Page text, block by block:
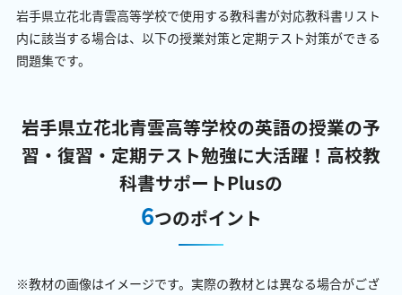
岩手県立花北青雲高等学校で使用する教科書が対応教科書リスト
内に該当する場合は、以下の授業対策と定期テスト対策ができる
問題集です。
岩手県立花北青雲高等学校の英語の授業の予
習・復習・定期テスト勉強に大活躍！ 高校教
科書サポートPlusの
6つのポイント
※教材の画像はイメージです。実際の教材とは異なる場合がござ